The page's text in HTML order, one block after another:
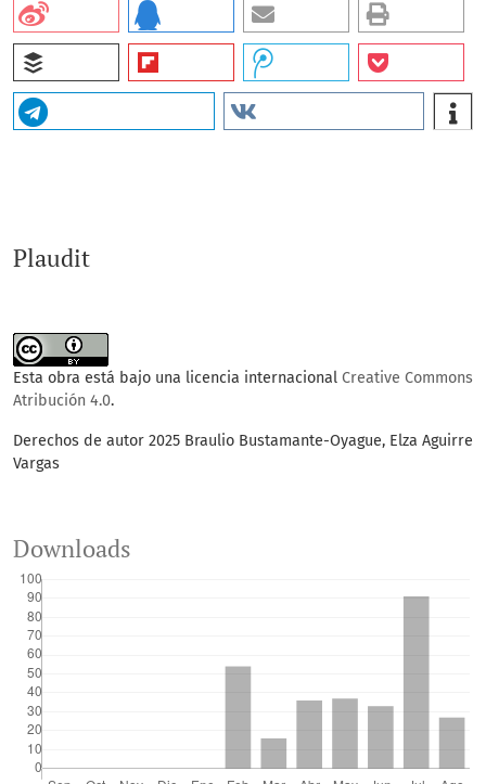
Plaudit
Esta obra está bajo una licencia internacional Creative Commons
Atribución 4.0.
Derechos de autor 2025 Braulio Bustamante-Oyague, Elza Aguirre
Vargas
Downloads